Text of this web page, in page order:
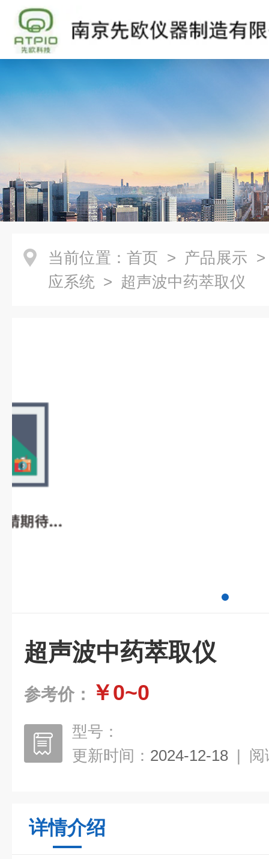
当前位置： 首页 > 产品展示
应系统 > 超声波中药萃取仪
超声波中药萃取仪
参考价： ￥0~0
型号：
更新时间： 2024-12-18 | 阅
详情介绍